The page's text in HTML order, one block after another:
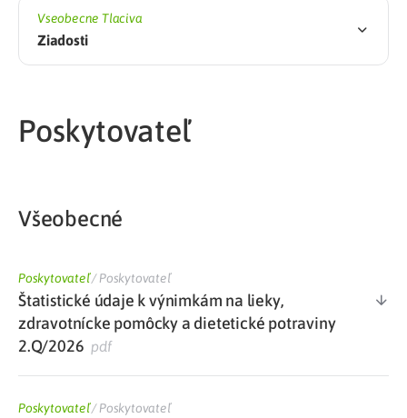
Vseobecne Tlaciva
Ziadosti
Poskytovateľ
Všeobecné
Poskytovateľ/Poskytovateľ
Štatistické údaje k výnimkám na lieky,
zdravotnícke pomôcky a dietetické potraviny
2.Q/2026 pdf
Poskytovateľ/Poskytovateľ